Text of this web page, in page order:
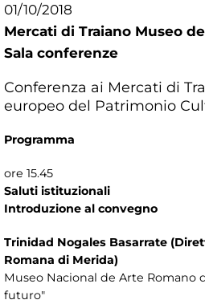
01/10/2018
Mercati di Traiano Museo
Sala conferenze
Conferenza ai Mercati di
europeo del Patrimonio
Programma
ore 15.45
Saluti istituzionali
Introduzione al convegno
Trinidad Nogales Basarrate
Romana di Merida)
Museo Nacional de Arte Romano
futuro"